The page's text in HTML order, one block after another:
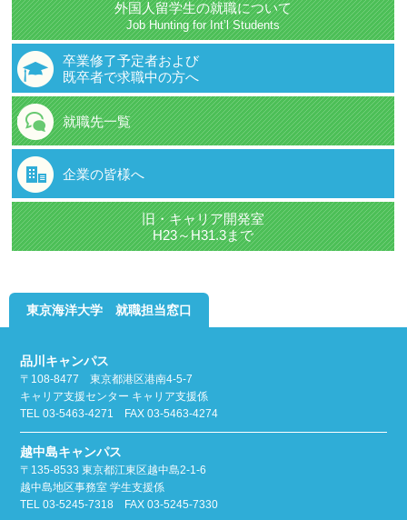
外国人留学生の就職について
Job Hunting for Int’l Students
卒業修了予定者および
既卒者で求職中の方へ
就職先一覧
企業の皆様へ
旧・キャリア開発室
H23～H31.3まで
東京海洋大学 就職担当窓口
品川キャンパス
〒108-8477 東京都港区港南4-5-7
キャリア支援センター キャリア支援係
TEL 03-5463-4271 FAX 03-5463-4274
越中島キャンパス
〒135-8533 東京都江東区越中島2-1-6
越中島地区事務室 学生支援係
TEL 03-5245-7318 FAX 03-5245-7330